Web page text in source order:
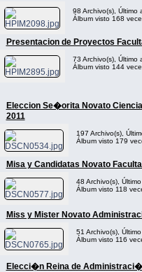
98 Archivo(s), Último
Álbum visto 168
Presentacion de Proyectos
73 Archivo(s), Último
Álbum visto 144
Eleccion Se�orita Novato
2011
197 Archivo(s),
Álbum visto 179
Misa y Candidatas Novato
48 Archivo(s),
Álbum visto 118
Miss y Mister Novato
51 Archivo(s),
Álbum visto 116
Elecci�n Reina de